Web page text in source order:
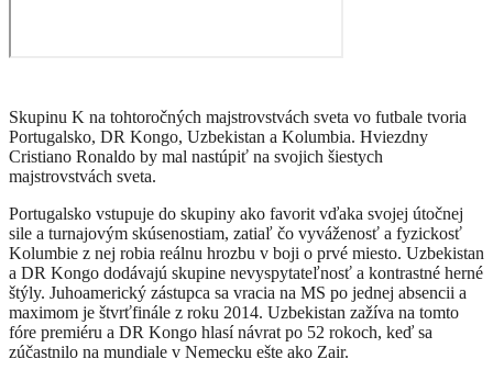
Skupinu K na tohtoročných majstrovstvách sveta vo futbale tvoria
Portugalsko, DR Kongo, Uzbekistan a Kolumbia. Hviezdny
Cristiano Ronaldo by mal nastúpiť na svojich šiestych
majstrovstvách sveta.
Portugalsko vstupuje do skupiny ako favorit vďaka svojej útočnej
sile a turnajovým skúsenostiam, zatiaľ čo vyváženosť a fyzickosť
Kolumbie z nej robia reálnu hrozbu v boji o prvé miesto. Uzbekistan
a DR Kongo dodávajú skupine nevyspytateľnosť a kontrastné herné
štýly. Juhoamerický zástupca sa vracia na MS po jednej absencii a
maximom je štvrťfinále z roku 2014. Uzbekistan zažíva na tomto
fóre premiéru a DR Kongo hlasí návrat po 52 rokoch, keď sa
zúčastnilo na mundiale v Nemecku ešte ako Zair.